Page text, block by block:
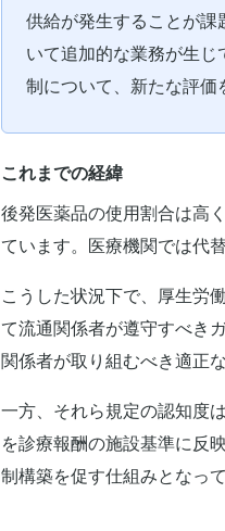
供給が発生することが
いて追加的な業務が生
制について、新たな評価
これまでの経緯
後発医薬品の使用割合は高
ています。医療機関では代
こうした状況下で、厚生労
て流通関係者が遵守すべき
関係者が取り組むべき適正
一方、それら規定の認知度
を診療報酬の施設基準に反
制構築を促す仕組みとなって